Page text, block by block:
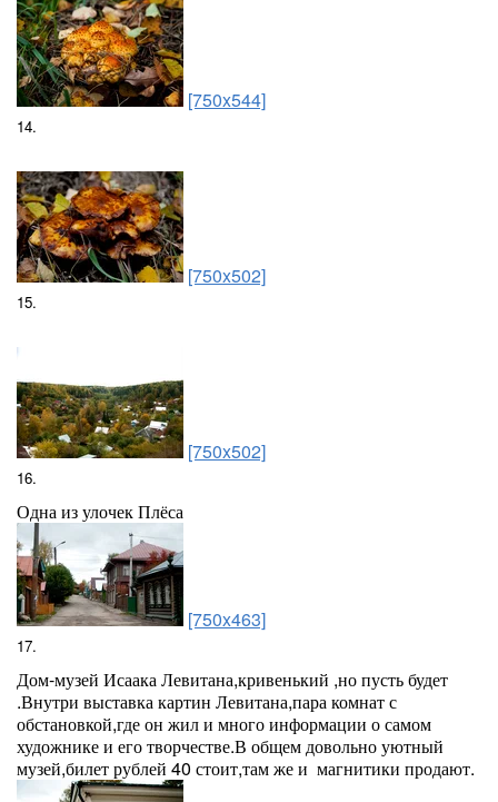
[750x544]
14.
[750x502]
15.
[750x502]
16.
Одна из улочек Плёса
[750x463]
17.
Дом-музей Исаака Левитана,кривенький ,но пусть будет
.Внутри выставка картин Левитана,пара комнат с
обстановкой,где он жил и много информации о самом
художнике и его творчестве.В общем довольно уютный
музей,билет рублей 40 стоит,там же и магнитики продают.